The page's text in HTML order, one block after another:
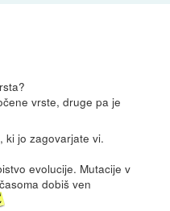
vrste, druge pa je
ki jo zagovarjate vi.
evolucije. Mutacije v
dobiš ven